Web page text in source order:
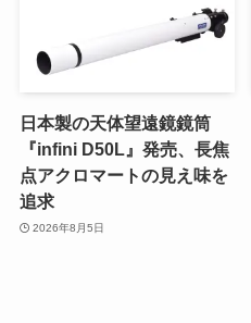
日本製の天体望遠鏡鏡筒
『infini D50L』発売、長焦
点アクロマートの見え味を
追求
2026年8月5日